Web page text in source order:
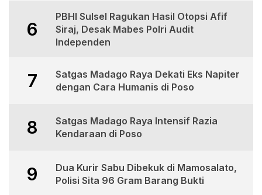
6
PBHI Sulsel Ragukan Hasil Otopsi Afif
Siraj, Desak Mabes Polri Audit
Independen
7
Satgas Madago Raya Dekati Eks Napiter
dengan Cara Humanis di Poso
8
Satgas Madago Raya Intensif Razia
Kendaraan di Poso
9
Dua Kurir Sabu Dibekuk di Mamosalato,
Polisi Sita 96 Gram Barang Bukti